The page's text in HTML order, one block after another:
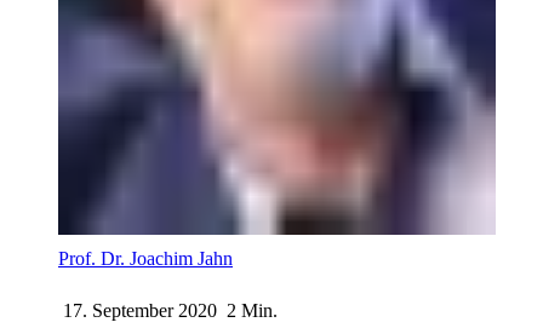
Prof. Dr. Joachim Jahn
17. September 2020 2 Min.